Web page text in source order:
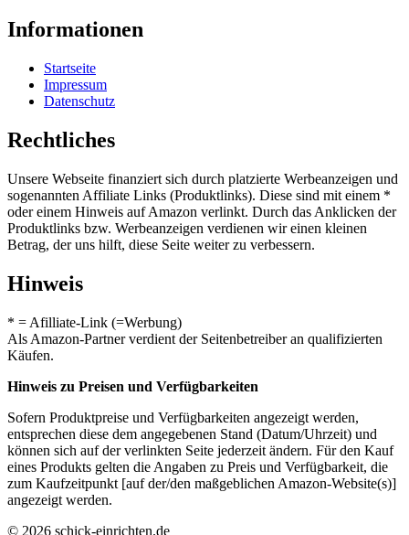
Informationen
Startseite
Impressum
Datenschutz
Rechtliches
Unsere Webseite finanziert sich durch platzierte Werbeanzeigen und
sogenannten Affiliate Links (Produktlinks). Diese sind mit einem *
oder einem Hinweis auf Amazon verlinkt. Durch das Anklicken der
Produktlinks bzw. Werbeanzeigen verdienen wir einen kleinen
Betrag, der uns hilft, diese Seite weiter zu verbessern.
Hinweis
* = Afilliate-Link (=Werbung)
Als Amazon-Partner verdient der Seitenbetreiber an qualifizierten
Käufen.
Hinweis zu Preisen und Verfügbarkeiten
Sofern Produktpreise und Verfügbarkeiten angezeigt werden,
entsprechen diese dem angegebenen Stand (Datum/Uhrzeit) und
können sich auf der verlinkten Seite jederzeit ändern. Für den Kauf
eines Produkts gelten die Angaben zu Preis und Verfügbarkeit, die
zum Kaufzeitpunkt [auf der/den maßgeblichen Amazon-Website(s)]
angezeigt werden.
© 2026 schick-einrichten.de